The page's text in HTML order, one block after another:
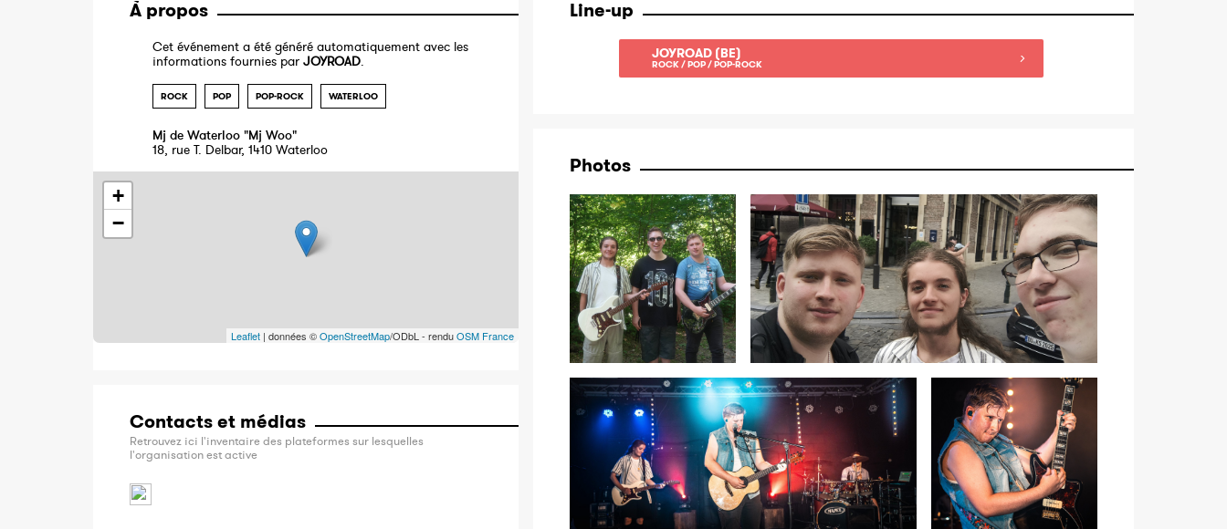
À propos
Cet événement a été généré automatiquement avec les
informations fournies par JOYROAD.
ROCK POP POP-ROCK WATERLOO
Mj de Waterloo "Mj Woo"
18, rue T. Delbar, 1410 Waterloo
+
−
Leaflet| données ©OpenStreetMap/ODbL - renduOSM France
Contacts et médias
Retrouvez ici l'inventaire des plateformes sur lesquelles
l'organisation est active
Line-up
JOYROAD (BE)
ROCK / POP / POP-ROCK
Photos